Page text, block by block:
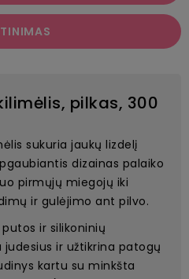
pilkas, 300
sukuria jaukų lizdelį
dizainas palaiko
pirmųjų miegojų iki
ir gulėjimo ant pilvo.
ir silikoninių
ir užtikrina patogų
kartu su minkšta